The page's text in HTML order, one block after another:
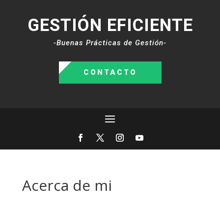
GESTIÓN EFICIENTE
-Buenas Prácticas de Gestión-
CONTACTO
Acerca de mi